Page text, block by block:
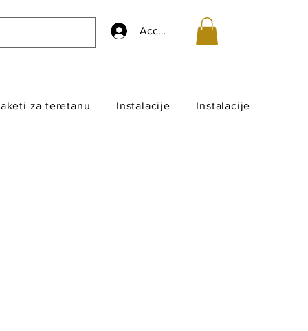
Accedi
za teretanu Instalacije Instalacije